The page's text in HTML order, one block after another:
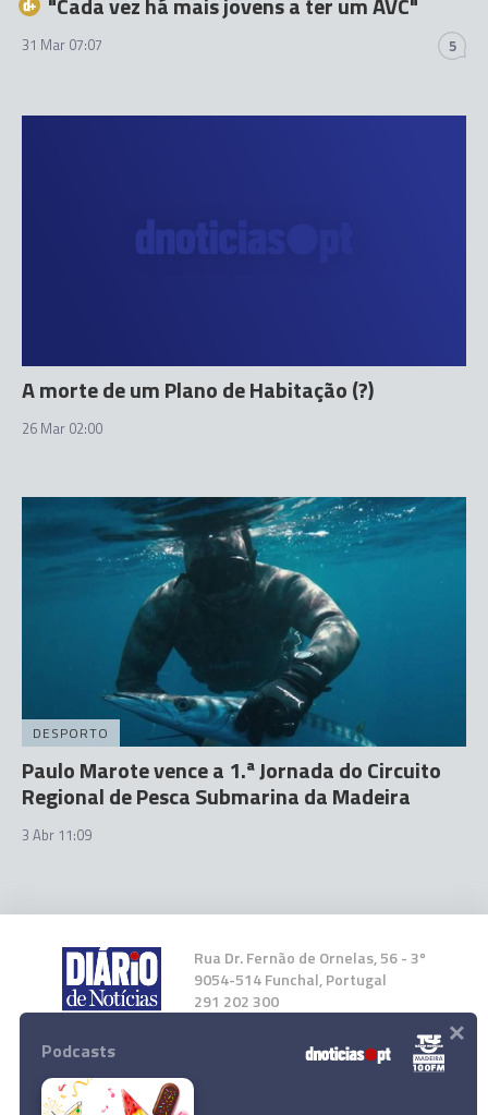
31 Mar 07:07 5
A morte de um Plano de Habitação (?)
26 Mar 02:00
DESPORTO
Paulo Marote vence a 1.ª Jornada do Circuito
Regional de Pesca Submarina da Madeira
3 Abr 11:09
Rua Dr. Fernão de Ornelas, 56 - 3º
9054-514 Funchal, Portugal
291 202 300
Instale a nossa App
Podcasts ×